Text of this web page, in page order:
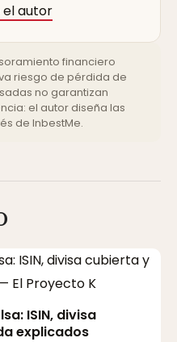
el autor
financiero
riesgo de pérdida de
no garantizan
el autor diseña las
de InbestMe.
ISIN, divisa
explicados